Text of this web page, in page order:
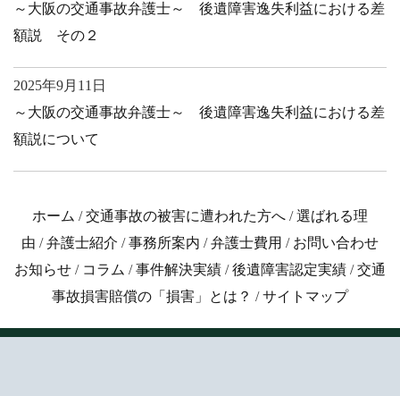
～大阪の交通事故弁護士～ 後遺障害逸失利益における差
額説 その２
2025年9月11日
～大阪の交通事故弁護士～ 後遺障害逸失利益における差
額説について
ホーム /交通事故の被害に遭われた方へ /選ばれる理
由 /弁護士紹介 /事務所案内 /弁護士費用 / お問い合わせ
お知らせ / コラム /事件解決実績 /後遺障害認定実績 /交通
事故損害賠償の「損害」とは？ /サイトマップ